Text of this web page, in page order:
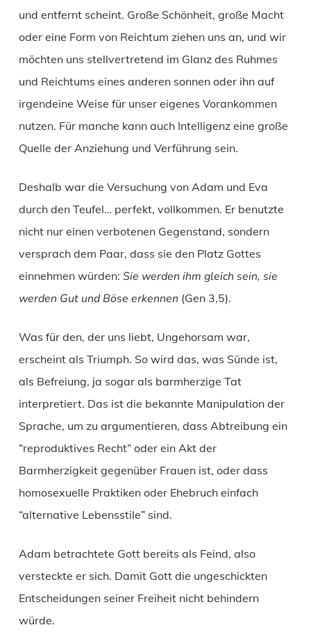
und entfernt scheint. Große Schönheit, große Macht
oder eine Form von Reichtum ziehen uns an, und wir
möchten uns stellvertretend im Glanz des Ruhmes
und Reichtums eines anderen sonnen oder ihn auf
irgendeine Weise für unser eigenes Vorankommen
nutzen. Für manche kann auch Intelligenz eine große
Quelle der Anziehung und Verführung sein.
Deshalb war die Versuchung von Adam und Eva
durch den Teufel… perfekt, vollkommen. Er benutzte
nicht nur einen verbotenen Gegenstand, sondern
versprach dem Paar, dass sie den Platz Gottes
einnehmen würden: Sie werden ihm gleich sein, sie
werden Gut und Böse erkennen (Gen 3,5).
Was für den, der uns liebt, Ungehorsam war,
erscheint als Triumph. So wird das, was Sünde ist,
als Befreiung, ja sogar als barmherzige Tat
interpretiert. Das ist die bekannte Manipulation der
Sprache, um zu argumentieren, dass Abtreibung ein
“reproduktives Recht” oder ein Akt der
Barmherzigkeit gegenüber Frauen ist, oder dass
homosexuelle Praktiken oder Ehebruch einfach
“alternative Lebensstile” sind.
Adam betrachtete Gott bereits als Feind, also
versteckte er sich. Damit Gott die ungeschickten
Entscheidungen seiner Freiheit nicht behindern
würde.